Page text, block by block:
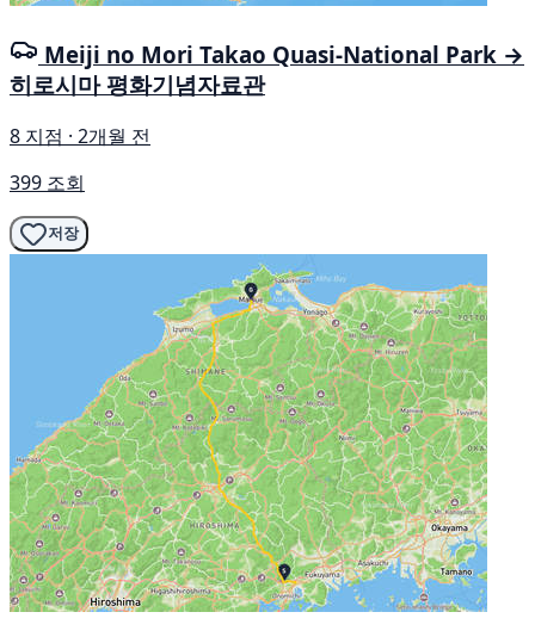
Meiji no Mori Takao Quasi-National Park →
히로시마 평화기념자료관
8 지점 · 2개월 전
399 조회
저장